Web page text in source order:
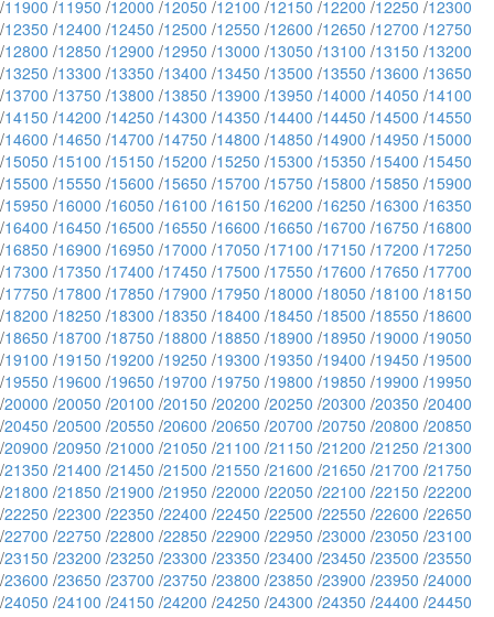
/11900 /11950 /12000 /12050 /12100 /12150 /12200 /12250 /12300
/12350 /12400 /12450 /12500 /12550 /12600 /12650 /12700 /12750
/12800 /12850 /12900 /12950 /13000 /13050 /13100 /13150 /13200
/13250 /13300 /13350 /13400 /13450 /13500 /13550 /13600 /13650
/13700 /13750 /13800 /13850 /13900 /13950 /14000 /14050 /14100
/14150 /14200 /14250 /14300 /14350 /14400 /14450 /14500 /14550
/14600 /14650 /14700 /14750 /14800 /14850 /14900 /14950 /15000
/15050 /15100 /15150 /15200 /15250 /15300 /15350 /15400 /15450
/15500 /15550 /15600 /15650 /15700 /15750 /15800 /15850 /15900
/15950 /16000 /16050 /16100 /16150 /16200 /16250 /16300 /16350
/16400 /16450 /16500 /16550 /16600 /16650 /16700 /16750 /16800
/16850 /16900 /16950 /17000 /17050 /17100 /17150 /17200 /17250
/17300 /17350 /17400 /17450 /17500 /17550 /17600 /17650 /17700
/17750 /17800 /17850 /17900 /17950 /18000 /18050 /18100 /18150
/18200 /18250 /18300 /18350 /18400 /18450 /18500 /18550 /18600
/18650 /18700 /18750 /18800 /18850 /18900 /18950 /19000 /19050
/19100 /19150 /19200 /19250 /19300 /19350 /19400 /19450 /19500
/19550 /19600 /19650 /19700 /19750 /19800 /19850 /19900 /19950
/20000 /20050 /20100 /20150 /20200 /20250 /20300 /20350 /20400
/20450 /20500 /20550 /20600 /20650 /20700 /20750 /20800 /20850
/20900 /20950 /21000 /21050 /21100 /21150 /21200 /21250 /21300
/21350 /21400 /21450 /21500 /21550 /21600 /21650 /21700 /21750
/21800 /21850 /21900 /21950 /22000 /22050 /22100 /22150 /22200
/22250 /22300 /22350 /22400 /22450 /22500 /22550 /22600 /22650
/22700 /22750 /22800 /22850 /22900 /22950 /23000 /23050 /23100
/23150 /23200 /23250 /23300 /23350 /23400 /23450 /23500 /23550
/23600 /23650 /23700 /23750 /23800 /23850 /23900 /23950 /24000
/24050 /24100 /24150 /24200 /24250 /24300 /24350 /24400 /24450